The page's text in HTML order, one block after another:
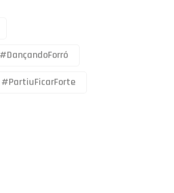
#DançandoForró
#PartiuFicarForte